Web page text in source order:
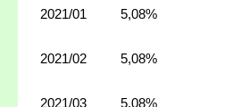
2021/01 5,08%
2021/02 5,08%
2021/03 5,08%